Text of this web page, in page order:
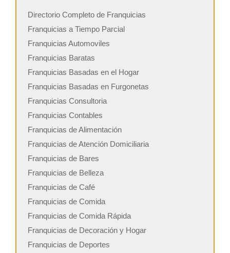
Directorio Completo de Franquicias
Franquicias a Tiempo Parcial
Franquicias Automoviles
Franquicias Baratas
Franquicias Basadas en el Hogar
Franquicias Basadas en Furgonetas
Franquicias Consultoria
Franquicias Contables
Franquicias de Alimentación
Franquicias de Atención Domiciliaria
Franquicias de Bares
Franquicias de Belleza
Franquicias de Café
Franquicias de Comida
Franquicias de Comida Rápida
Franquicias de Decoración y Hogar
Franquicias de Deportes